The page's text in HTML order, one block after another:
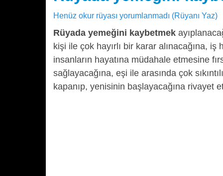
Henüz okur rüyası yorumlanmadı (Rüyanı Yaz)
Rüyada yemeğini kaybetmek
kişi ile çok hayırlı bir karar alınacağına,
insanların hayatına müdahale etmesine
sağlayacağına, eşi ile arasında çok
kapanıp, yenisinin başlayacağına rivayet